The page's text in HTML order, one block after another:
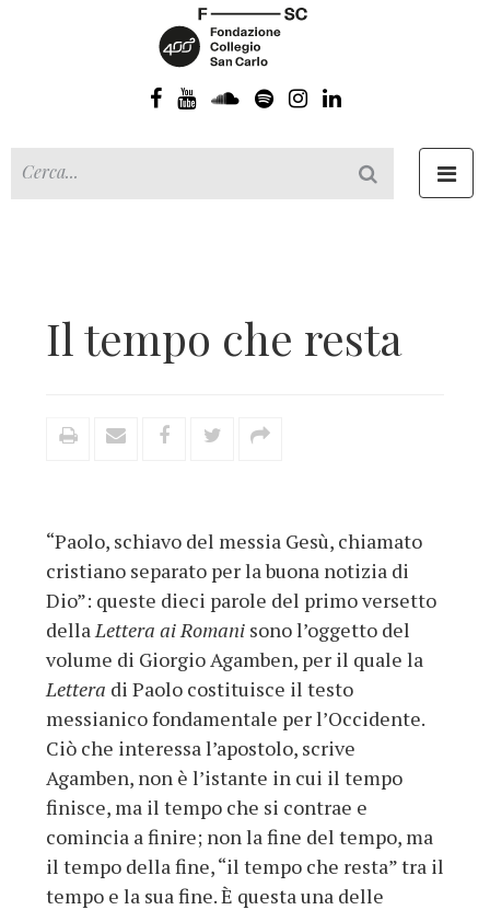
Il tempo che resta
“Paolo, schiavo del messia Gesù, chiamato
cristiano separato per la buona notizia di
Dio”: queste dieci parole del primo versetto
dellaLettera ai Romani sono l’oggetto del
volume di Giorgio Agamben, per il quale la
Lettera di Paolo costituisce il testo
messianico fondamentale per l’Occidente.
Ciò che interessa l’apostolo, scrive
Agamben, non è l’istante in cui il tempo
finisce, ma il tempo che si contrae e
comincia a finire; non la fine del tempo, ma
il tempo della fine, “il tempo che resta” tra il
tempo e la sua fine. È questa una delle